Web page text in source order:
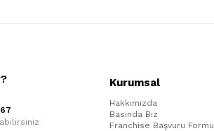
Kurumsal
Hakkımızda
Basında Biz
Franchise Başvuru Formu